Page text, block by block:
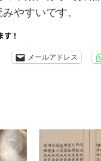
やすいです。
す！
メールアドレス